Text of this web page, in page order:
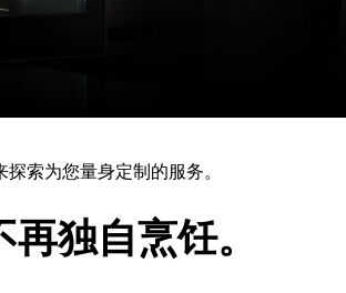
探索为您量身定制的服务。
再独自烹饪。